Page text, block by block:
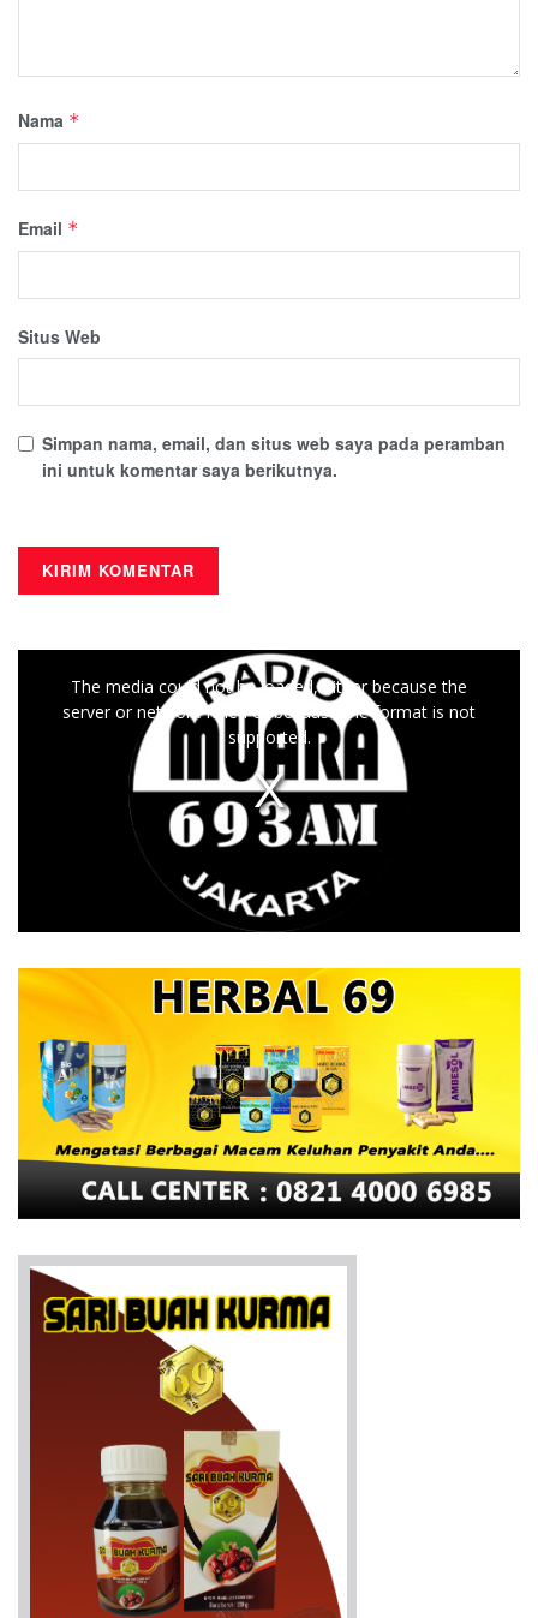
Nama *
Email *
Situs Web
Simpan nama, email, dan situs web saya pada peramban
ini untuk komentar saya berikutnya.
The media could not be loaded, either because the
server or network failed or because the format is not
supported.